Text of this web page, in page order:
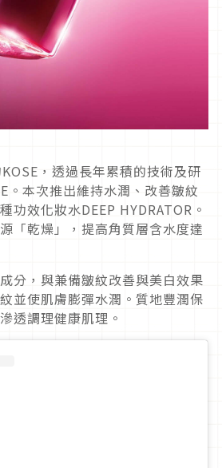
，透過長年累積的技術及研
。本次推出維持水潤、改善皺紋
功效化妝水DEEP HYDRATOR。
「乾燥」，提高角質層含水度達
分，與兼備皺紋改善與美白效果
並使肌膚膨彈水潤。質地豐潤保
透調理健康肌理。